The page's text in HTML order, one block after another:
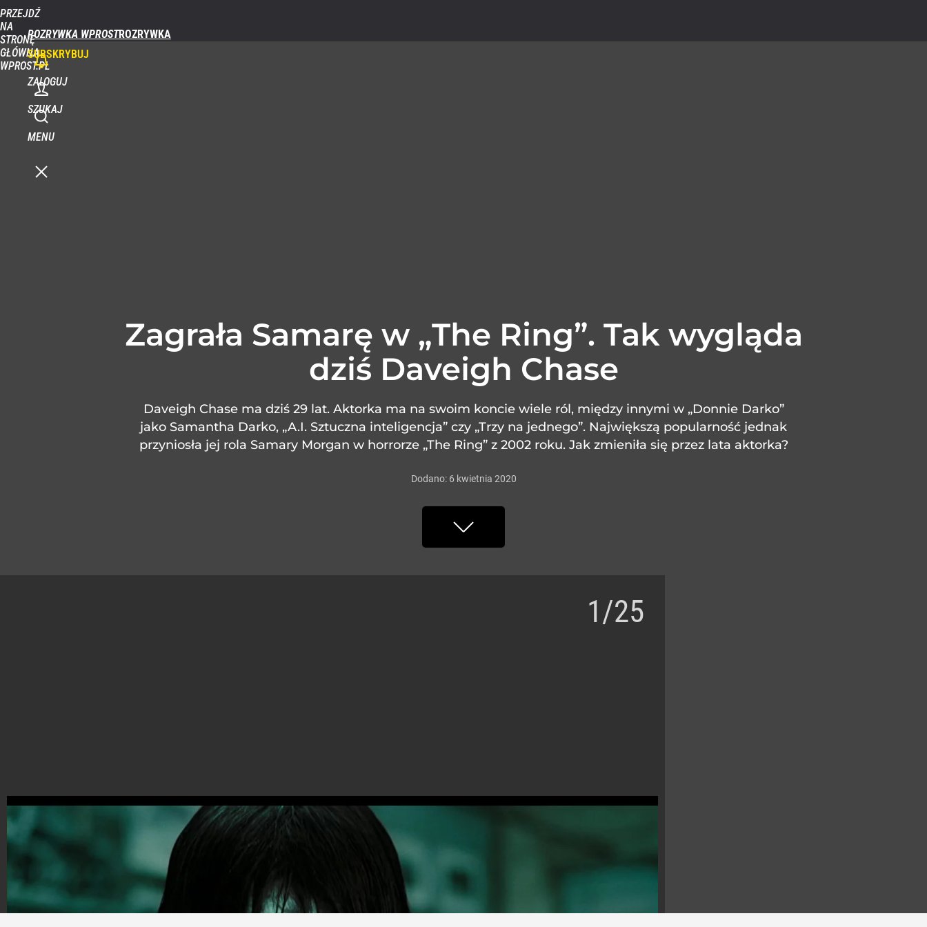
PRZEJDŹ
NA
STRONĘ
GŁÓWNĄ
WPROST.PL
ROZRYWKA WPROST
SUBSKRYBUJ
ZALOGUJ
SZUKAJ
MENU
Zagrała Samarę w „The Ring”. Tak wygląda
dziś Daveigh Chase
Daveigh Chase ma dziś 29 lat. Aktorka ma na swoim koncie wiele ról, między innymi w „Donnie Darko”
jako Samantha Darko, „A.I. Sztuczna inteligencja” czy „Trzy na jednego”. Największą popularność jednak
przyniosła jej rola Samary Morgan w horrorze „The Ring” z 2002 roku. Jak zmieniła się przez lata aktorka?
Dodano: 6 kwietnia 2020